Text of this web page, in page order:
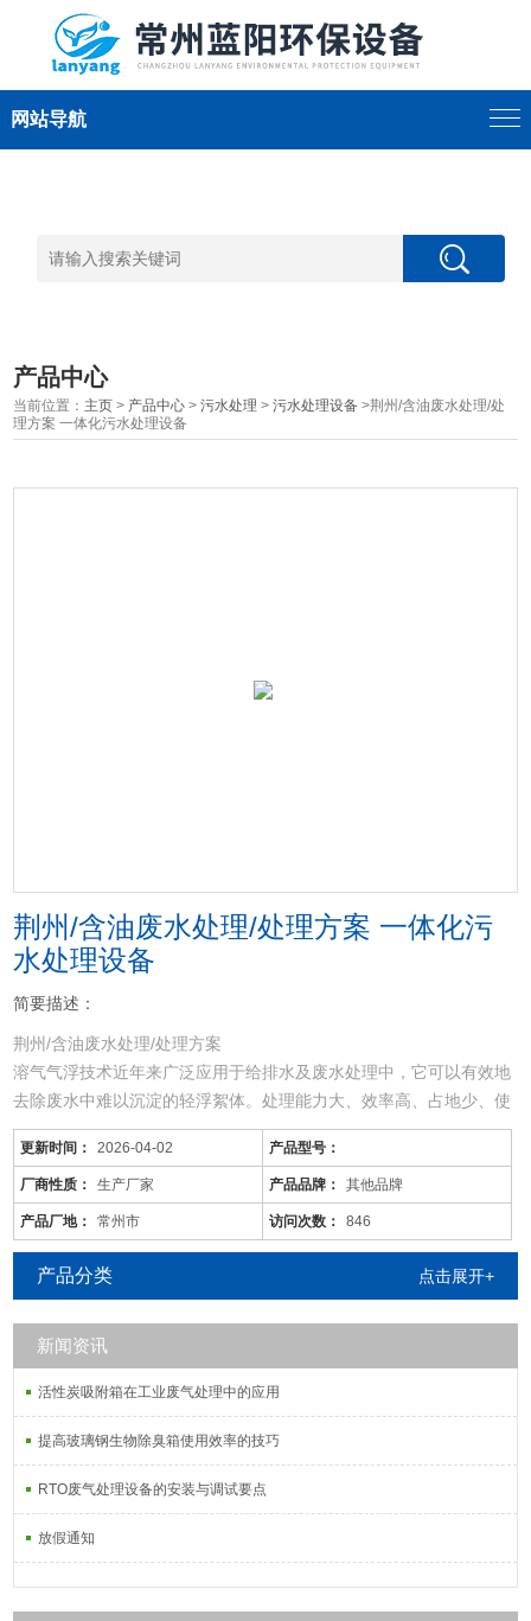
网站导航
产品中心
当前位置： 主页 > 产品中心 >污水处理 >污水处理设备 >荆州/含油废水处理/处
理方案 一体化污水处理设备
荆州/含油废水处理/处理方案 一体化污
水处理设备
简要描述：
荆州/含油废水处理/处理方案
溶气气浮技术近年来广泛应用于给排水及废水处理中，它可以有效地
去除废水中难以沉淀的轻浮絮体。处理能力大、效率高、占地少、使
用范围广。
8 、全部采用PLC智能控制，操作人员少，运行管理方便，便于维
护；
3、生化池采用生物接触氧化法，其填料的体积负荷比较低，微
生物处于自身氧化阶断，产泥量少，仅需三个月（90天）以上排一次
泥（用粪车抽吸或脱水成泥饼外运）
废气和废液会直
更新时间： 2026-04-02 产品型号：
厂商性质： 生产厂家 产品品牌： 其他品牌
产品厂地： 常州市 访问次数： 846
产品分类 点击展开+
新闻资讯
活性炭吸附箱在工业废气处理中的应用
提高玻璃钢生物除臭箱使用效率的技巧
RTO废气处理设备的安装与调试要点
放假通知